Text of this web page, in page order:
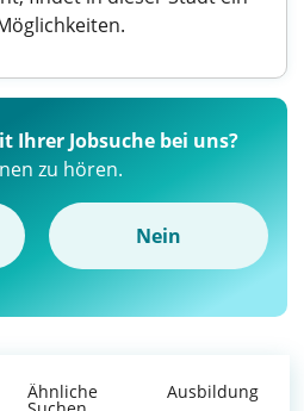
Ihrer Jobsuche bei uns?
zu hören.
Nein
Ähnliche Ausbildung